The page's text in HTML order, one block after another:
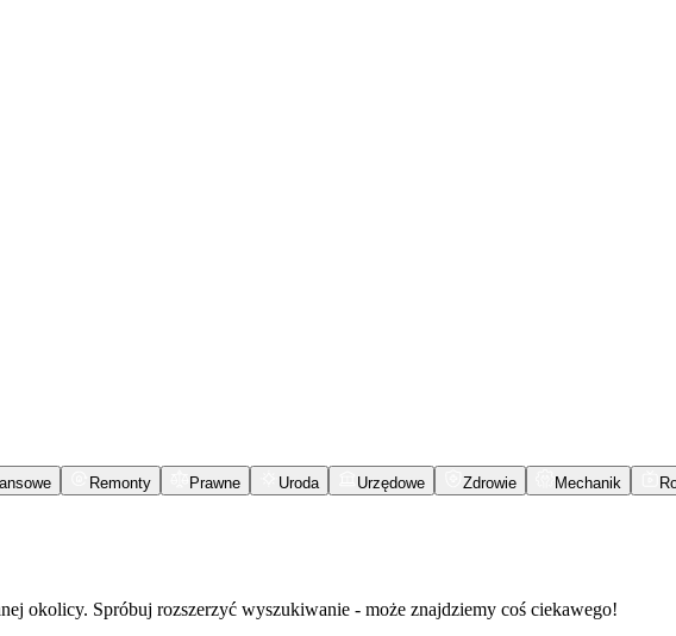
Remonty Prawne Uroda Urzędowe Zdrowie Mechanik
okolicy. Spróbuj rozszerzyć wyszukiwanie - może znajdziemy coś ciekawego!